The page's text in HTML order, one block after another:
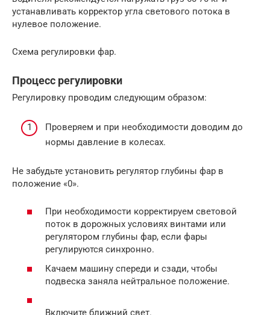
устанавливать корректор угла светового потока в
нулевое положение.
Схема регулировки фар.
Процесс регулировки
Регулировку проводим следующим образом:
Проверяем и при необходимости доводим до
нормы давление в колесах.
Не забудьте установить регулятор глубины фар в
положение «0».
При необходимости корректируем световой
поток в дорожных условиях винтами или
регулятором глубины фар, если фары
регулируются синхронно.
Качаем машину спереди и сзади, чтобы
подвеска заняла нейтральное положение.
Включите ближний свет.